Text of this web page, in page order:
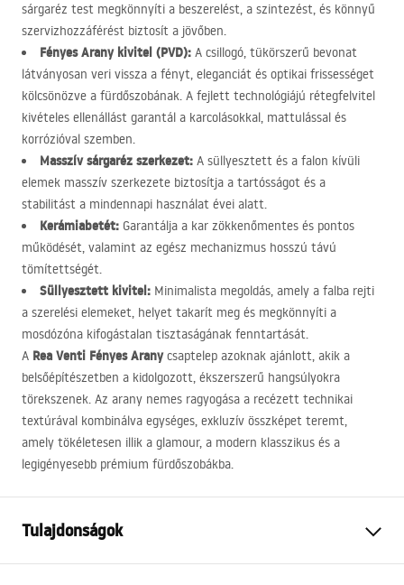
sárgaréz test megkönnyíti a beszerelést, a szintezést, és könnyű
szervizhozzáférést biztosít a jövőben.
Fényes Arany kivitel (PVD): A csillogó, tükörszerű bevonat
látványosan veri vissza a fényt, eleganciát és optikai frissességet
kölcsönözve a fürdőszobának. A fejlett technológiájú rétegfelvitel
kivételes ellenállást garantál a karcolásokkal, mattulással és
korrózióval szemben.
Masszív sárgaréz szerkezet: A süllyesztett és a falon kívüli
elemek masszív szerkezete biztosítja a tartósságot és a
stabilitást a mindennapi használat évei alatt.
Kerámiabetét: Garantálja a kar zökkenőmentes és pontos
működését, valamint az egész mechanizmus hosszú távú
tömítettségét.
Süllyesztett kivitel: Minimalista megoldás, amely a falba rejti
a szerelési elemeket, helyet takarít meg és megkönnyíti a
mosdózóna kifogástalan tisztaságának fenntartását.
A Rea Venti Fényes Aranycsaptelep azoknak ajánlott, akik a
belsőépítészetben a kidolgozott, ékszerszerű hangsúlyokra
törekszenek. Az arany nemes ragyogása a recézett technikai
textúrával kombinálva egységes, exkluzív összképet teremt,
amely tökéletesen illik a glamour, a modern klasszikus és a
legigényesebb prémium fürdőszobákba.
Tulajdonságok